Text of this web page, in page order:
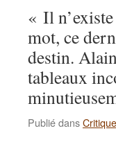
« Il
mot, ce
destin.
tableaux
Publié dans